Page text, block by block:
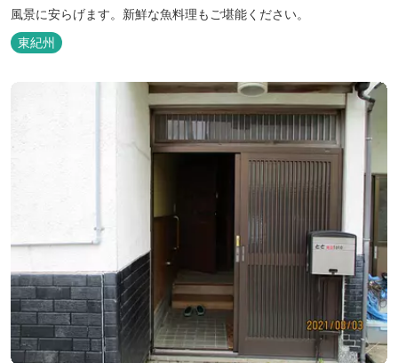
風景に安らげます。新鮮な魚料理もご堪能ください。
東紀州